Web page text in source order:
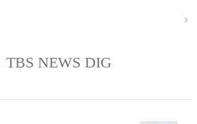
TBS NEWS DIG